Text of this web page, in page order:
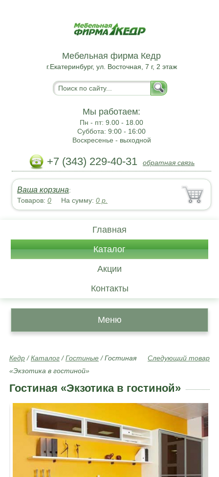
Мебельная фирма Кедр
г.Екатеринбург, ул. Восточная, 7 г, 2 этаж
Мы работаем:
Пн - пт:9.00 - 18.00
Суббота:9:00 - 16:00
Воскресенье - выходной
+7 (343) 229-40-31 обратная связь
Ваша корзина:
Товаров:0 На сумму:0 р.
Главная
Каталог
Акции
Контакты
Меню
Следующий товар
Кедр /Каталог /Гостиные /Гостиная
«Экзотика в гостиной»
Гостиная «Экзотика в гостиной»